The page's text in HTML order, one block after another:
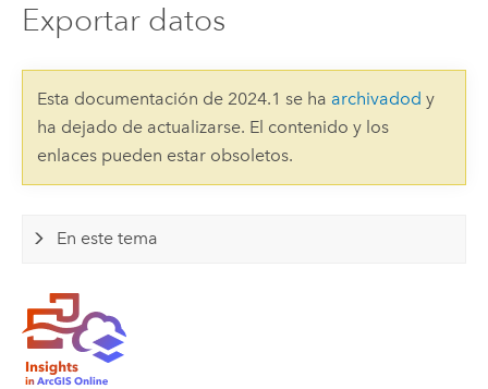
Exportar datos
Esta documentación de 2024.1 se ha archivadod y
ha dejado de actualizarse. El contenido y los
enlaces pueden estar obsoletos.
En este tema